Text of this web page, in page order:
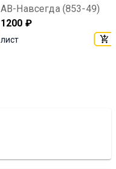
АВ-Навсегда (853-49)
1200 ₽
лист